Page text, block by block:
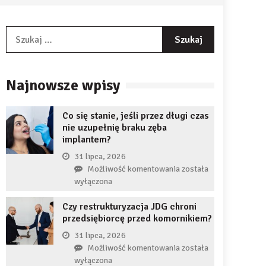
Najnowsze wpisy
Co się stanie, jeśli przez długi czas
nie uzupełnię braku zęba
implantem?
31 lipca, 2026
Możliwość komentowaniaCo
jeśli
przez
czas
została
wyłączona
Czy restrukturyzacja JDG chroni
przedsiębiorcę przed komornikiem?
31 lipca, 2026
Możliwość komentowaniaCzy
została
wyłączona